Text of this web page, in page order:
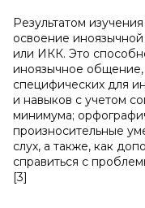
Результатом
освоение
или ИКК. Это
иноязычное общение,
специфических для
и навыков с учетом
минимума;
произносительные
слух, а также, как
справиться с
[3]